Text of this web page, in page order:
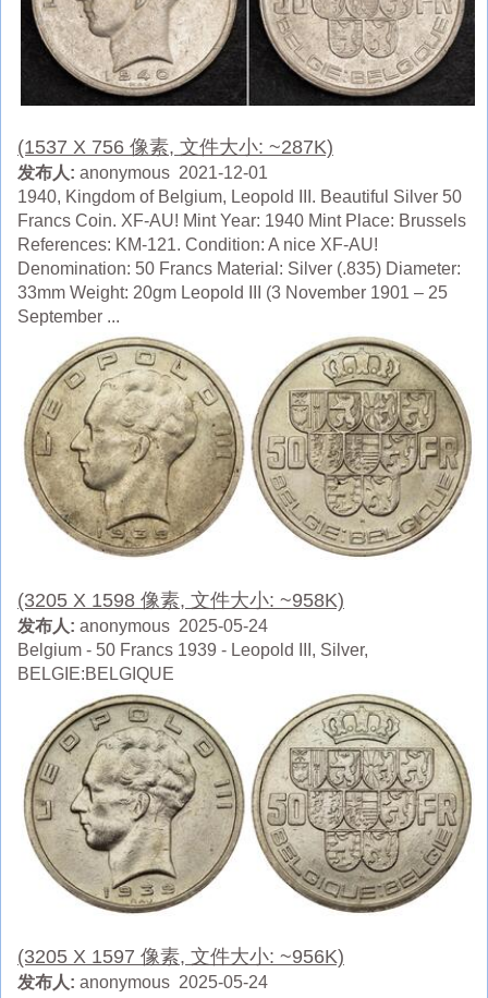
(1537 X 756 像素, 文件大小: ~287K)
发布人: anonymous 2021-12-01
1940, Kingdom of Belgium, Leopold III. Beautiful Silver 50
Francs Coin. XF-AU! Mint Year: 1940 Mint Place: Brussels
References: KM-121. Condition: A nice XF-AU!
Denomination: 50 Francs Material: Silver (.835) Diameter:
33mm Weight: 20gm Leopold III (3 November 1901 – 25
September ...
(3205 X 1598 像素, 文件大小: ~958K)
发布人: anonymous 2025-05-24
Belgium - 50 Francs 1939 - Leopold III, Silver,
BELGIE:BELGIQUE
(3205 X 1597 像素, 文件大小: ~956K)
发布人: anonymous 2025-05-24